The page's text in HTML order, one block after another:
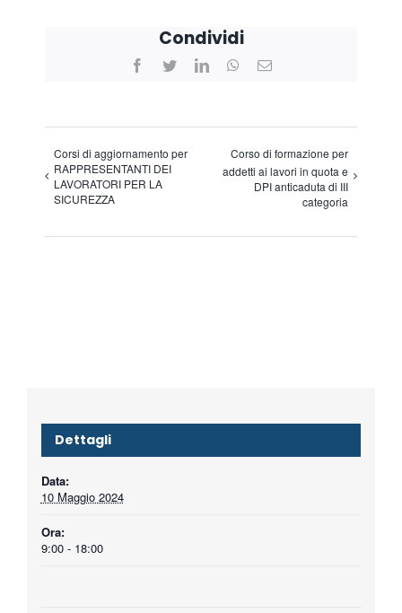
Condividi
Facebook
Twitter LinkedInWhatsApp
Corsi di aggiornamento per
RAPPRESENTANTI DEI
LAVORATORI PER LA
SICUREZZA
Corso di formazione per
addetti ai lavori in quota e
DPI anticaduta di III
categoria
Dettagli
Data:
10 Maggio 2024
Ora:
9:00 - 18:00